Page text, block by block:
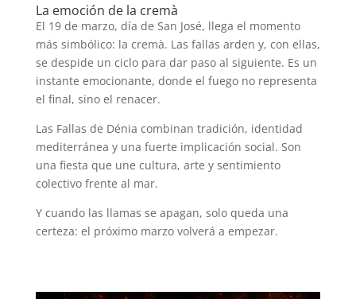
La emoción de la cremà
El 19 de marzo, día de San José, llega el momento
más simbólico: la cremà. Las fallas arden y, con ellas,
se despide un ciclo para dar paso al siguiente. Es un
instante emocionante, donde el fuego no representa
el final, sino el renacer.
Las Fallas de Dénia combinan tradición, identidad
mediterránea y una fuerte implicación social. Son
una fiesta que une cultura, arte y sentimiento
colectivo frente al mar.
Y cuando las llamas se apagan, solo queda una
certeza: el próximo marzo volverá a empezar.